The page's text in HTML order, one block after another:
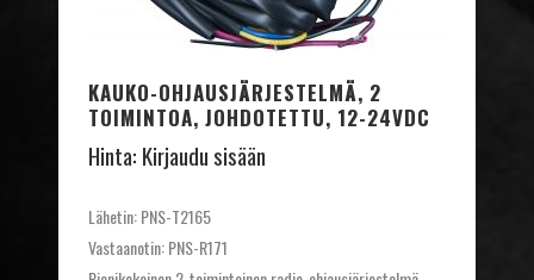
KAUKO-OHJAUSJÄRJESTELMÄ, 2
TOIMINTOA, JOHDOTETTU, 12-24VDC
Hinta: Kirjaudu sisään
Lähetin: PNS-T2165
Vastaanotin: PNS-R171